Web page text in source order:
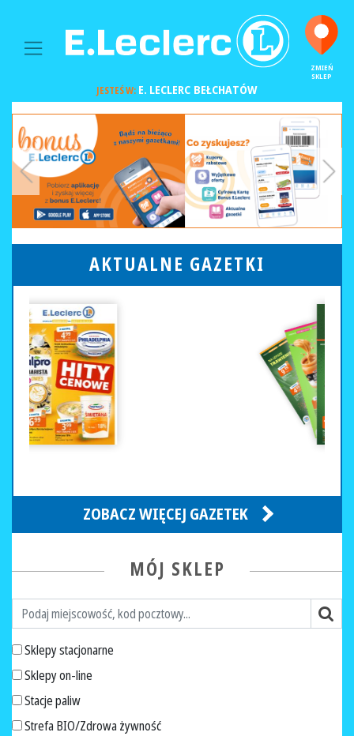
MAIN NAVIGATION
ZMIEŃ
SKLEP
JESTEŚ W: E. LECLERC BEŁCHATÓW
AKTUALNE GAZETKI
ZOBACZ WIĘCEJ GAZETEK
MÓJ SKLEP
Sklepy stacjonarne
Sklepy on-line
Stacje paliw
Strefa BIO/Zdrowa żywność